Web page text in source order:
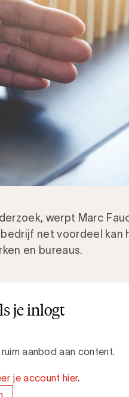
werpt Marc
net voordeel kan
en bureaus.
je inlogt
aanbod aan content.
je account hier.